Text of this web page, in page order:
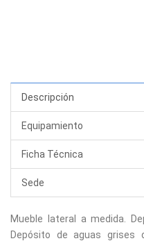
Descripción
Equipamiento
Ficha Técnica
Sede
Mueble lateral a medida.
Depósito de aguas grises